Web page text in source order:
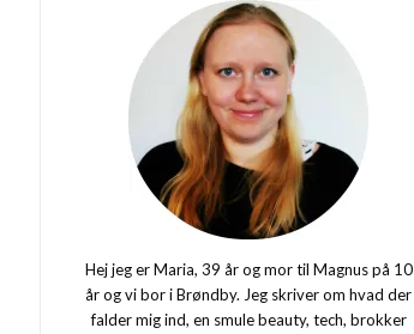
Hej jeg er Maria, 39 år og mor til Magnus på 10
år og vi bor i Brøndby. Jeg skriver om hvad der
falder mig ind, en smule beauty, tech, brokker